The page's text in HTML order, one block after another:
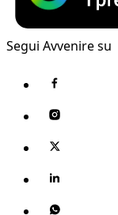
Segui Avvenire su